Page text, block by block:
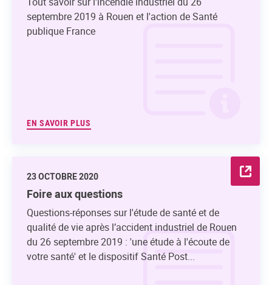
septembre 2019 à Rouen et l'action de Santé
publique France
EN SAVOIR PLUS
23 OCTOBRE 2020
Foire aux questions
Questions-réponses sur l'étude de santé et de
qualité de vie après l’accident industriel de Rouen
du 26 septembre 2019 : 'une étude à l'écoute de
votre santé' et le dispositif Santé Post...